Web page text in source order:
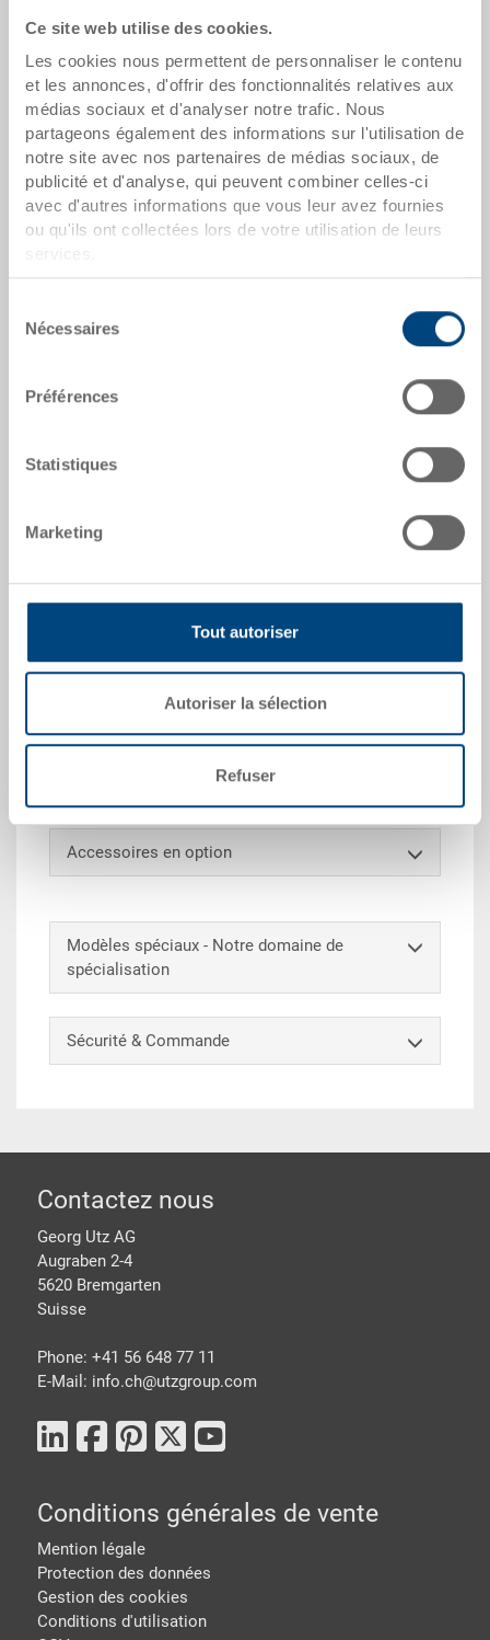
Ce site web utilise des cookies.
Les cookies nous permettent de personnaliser le contenu
et les annonces, d'offrir des fonctionnalités relatives aux
médias sociaux et d'analyser notre trafic. Nous
partageons également des informations sur l'utilisation de
notre site avec nos partenaires de médias sociaux, de
publicité et d'analyse, qui peuvent combiner celles-ci
avec d'autres informations que vous leur avez fournies
ou qu'ils ont collectées lors de votre utilisation de leurs
Nécessaires
Préférences
Statistiques
Marketing
Tout autoriser
Autoriser la sélection
Refuser
Dès 50 pièces
Dès 100 pièces CHF 9.55
Dès 250 pièces CHF 8.30
Quantités échelonnées correspondent aux unités
d’emballage.
1266622
600 x 400 x 28 mm
|Coloris supplémentaires sur demande
Demander une offre
Couvercle à charnières solidaires, PP, vert blanc, ext.
600x400x28 mm, avec fermetures à ressort, avec 6
Accessoires en option
Modèles spéciaux - Notre domaine de
spécialisation
Sécurité & Commande
pied de page
Contactez nous
Georg Utz AG
Augraben 2-4
5620 Bremgarten
Suisse
Phone: +41 56 648 77 11
E-Mail: info.ch@utzgroup.com
Conditions générales de vente
Mention légale
Protection des données
Gestion des cookies
Conditions d'utilisation